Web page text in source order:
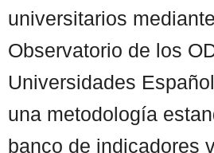
universitarios
Observatorio de los
Universidades
una metodología
banco de indicadores